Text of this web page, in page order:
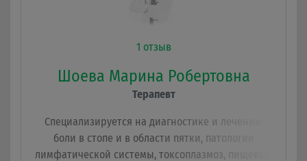
1 отзыв
Шоева Марина Робертовна
Терапевт
Специализируется на диагностике и лечении:
боли в стопе и в области пятки, патологии
лимфатической системы, токсоплазмоз, пищевые